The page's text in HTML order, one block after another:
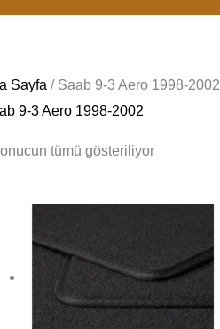
Sayfa / Saab 9-3 Aero 1998-2002
9-3 Aero 1998-2002
tümü gösteriliyor
Fiyata